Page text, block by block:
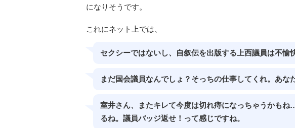
になりそうです。
これにネット上では、
セクシーではないし、自叙伝を出版する上西議員は不愉
まだ国会議員なんでしょ？そっちの仕事してくれ。あな
室井さん、またキレて今度は切れ痔になっちゃうかもね
るね。議員バッジ返せ！って感じですね。